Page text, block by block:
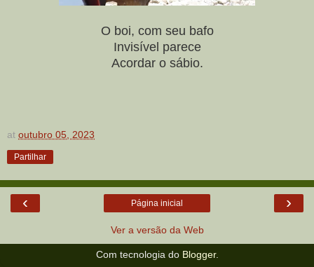
O boi, com seu bafo
Invisível parece
Acordar o sábio.
at outubro 05, 2023
Partilhar
‹ ›
Página inicial
Ver a versão da Web
Com tecnologia do Blogger.